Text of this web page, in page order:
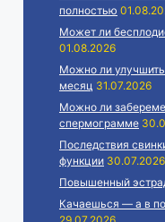
полностью
Может ли
01.08.2026
Можно ли
месяц 31.07.2026
Можно ли
спермограмме
Последствия
функции 30.07.2026
Повышенный
Качаешься — а в